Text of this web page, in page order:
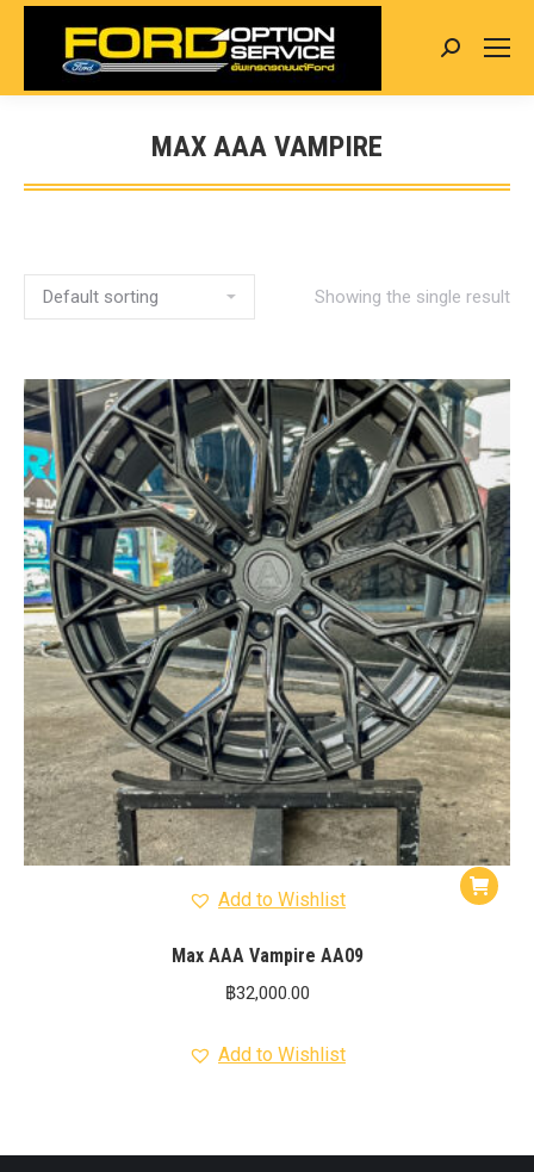
Search:
MAX AAA VAMPIRE
You are here:
Showing the single result
Add to Wishlist
Max AAA Vampire AA09
฿32,000.00
Add to Wishlist